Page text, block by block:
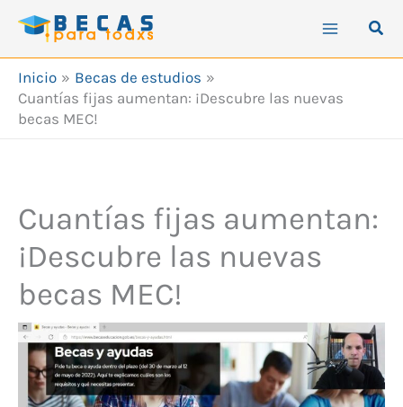
Inicio
Becas de estudios
Cuantías fijas aumentan: ¡Descubre las nuevas
becas MEC!
Cuantías fijas aumentan:
¡Descubre las nuevas
becas MEC!